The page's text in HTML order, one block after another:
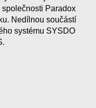
Paradox
Nedílnou součástí
systému SYSDO